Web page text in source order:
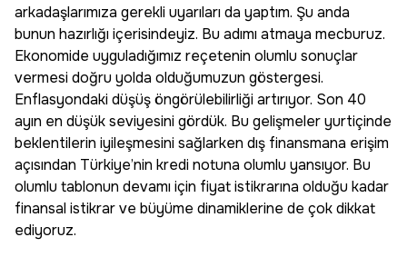
arkadaşlarımıza gerekli uyarıları da yaptım. Şu anda
bunun hazırlığı içerisindeyiz. Bu adımı atmaya mecburuz.
Ekonomide uyguladığımız reçetenin olumlu sonuçlar
vermesi doğru yolda olduğumuzun göstergesi.
Enflasyondaki düşüş öngörülebilirliği artırıyor. Son 40
ayın en düşük seviyesini gördük. Bu gelişmeler yurtiçinde
beklentilerin iyileşmesini sağlarken dış finansmana erişim
açısından Türkiye’nin kredi notuna olumlu yansıyor. Bu
olumlu tablonun devamı için fiyat istikrarına olduğu kadar
finansal istikrar ve büyüme dinamiklerine de çok dikkat
ediyoruz.